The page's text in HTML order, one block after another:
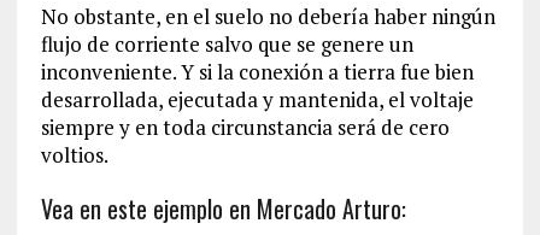
No obstante, en el suelo no debería haber ningún
flujo de corriente salvo que se genere un
inconveniente. Y si la conexión a tierra fue bien
desarrollada, ejecutada y mantenida, el voltaje
siempre y en toda circunstancia será de cero
voltios.
Vea en este ejemplo en Mercado Arturo: